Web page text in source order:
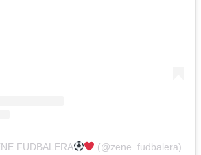
FUDBALERA (@zene_fudbalera)